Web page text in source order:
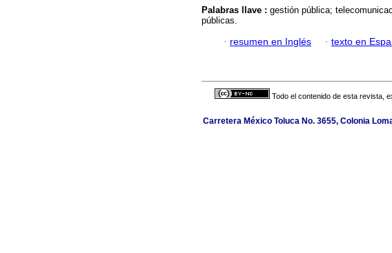
Palabras llave : gestión pública;
públicas.
· resumen en Inglés · texto en
Todo el contenido de esta revista,
Carretera México Toluca No. 3655, Colonia